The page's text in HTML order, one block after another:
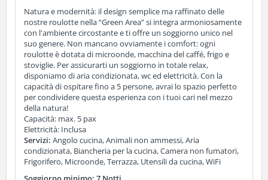
Natura e modernità: il design semplice ma raffinato delle
nostre roulotte nella “Green Area” si integra armoniosamente
con l'ambiente circostante e ti offre un soggiorno unico nel
suo genere. Non mancano ovviamente i comfort: ogni
roulotte è dotata di microonde, macchina del caffé, frigo e
stoviglie. Per assicurarti un soggiorno in totale relax,
disponiamo di aria condizionata, wc ed elettricità. Con la
capacità di ospitare fino a 5 persone, avrai lo spazio perfetto
per condividere questa esperienza con i tuoi cari nel mezzo
della natura!
Capacità: max. 5 pax
Elettricità: Inclusa
Servizi: Angolo cucina, Animali non ammessi, Aria
condizionata, Biancheria per la cucina, Camera non fumatori,
Frigorifero, Microonde, Terrazza, Utensili da cucina, WiFi